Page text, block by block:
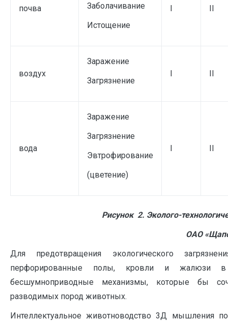
почва
Заболачивание
Истощение
I II
воздух
Заражение
Загрязнение
I II
вода
Заражение
Загрязнение
Эвтрофирование
(цветение)
I II
Рисунок 2. Эколого-
ОАО
Для предотвращения экологического
перфорированные полы, кровли и жалюзи в
бесшумноприводные механизмы, которые бы
разводимых пород животных.
Интеллектуальное животноводство 3Д мышления